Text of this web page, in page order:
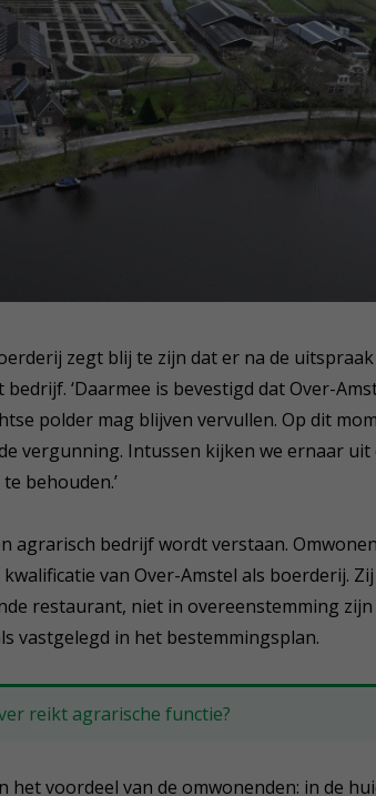
zegt blij te zijn dat er na de uitspraak
‘Daarmee is bevestigd dat Over-
polder mag blijven vervullen. Op dit
vergunning. Intussen kijken we ernaar uit
behouden.’
agrarisch bedrijf wordt verstaan.
van Over-Amstel als boerderij.
restaurant, niet in overeenstemming zijn
vastgelegd in het bestemmingsplan.
reikt agrarische functie?
het voordeel van de omwonenden: in de